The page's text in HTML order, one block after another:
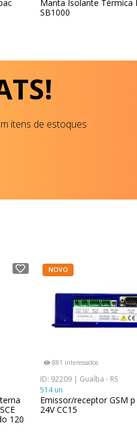
Manta Isolante Térmica
SB1000
itens de estoques
120
NOVO
881 interessados
ID: 92209 | Guaíba - RS
514 un
Emissor/receptor GSM
24V CC15